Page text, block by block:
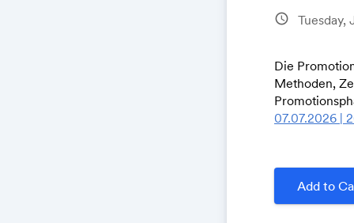
schedule Tuesday,
Die
Methoden,
07.07.2026 |
Add to